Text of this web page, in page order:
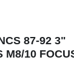
87-92 3"
M8/10